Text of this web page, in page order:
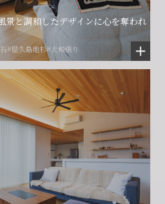
景と調和したデザインに心を奪われ
#屋久島地杉#大和張り